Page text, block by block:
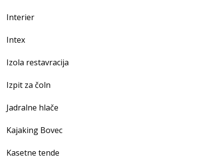
Interier
Intex
Izola restavracija
Izpit za čoln
Jadralne hlače
Kajaking Bovec
Kasetne tende